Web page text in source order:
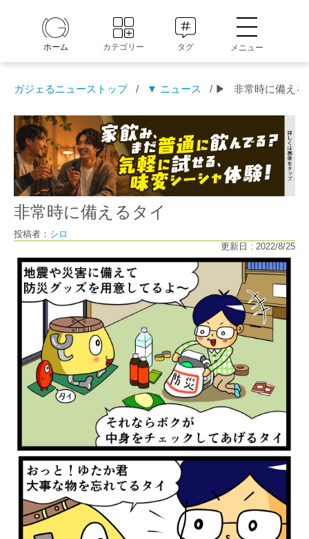
ホーム カテゴリー タグ メニュー
ガジェるニューストップ / ▼ ニュース / ▶ 非常時に備える
非常時に備えるタイ
投稿者： シロ
更新日 : 2022/8/25